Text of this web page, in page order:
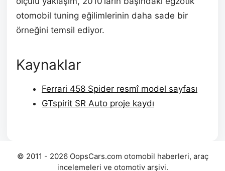
otomobil tuning eğilimlerinin daha sade bir
örneğini temsil ediyor.
Kaynaklar
Ferrari 458 Spider resmî model sayfası
GTspirit SR Auto proje kaydı
© 2011 - 2026 OopsCars.com otomobil haberleri, araç
incelemeleri ve otomotiv arşivi.